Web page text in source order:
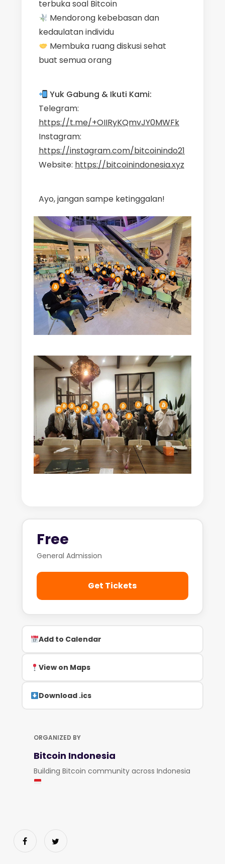
terbuka soal Bitcoin
Mendorong kebebasan dan
kedaulatan individu
Membuka ruang diskusi sehat
buat semua orang
Yuk Gabung & Ikuti Kami:
Telegram:
https://t.me/+OIIRyKQmvJY0MWFk
Instagram:
https://instagram.com/bitcoinindo21
Website: https://bitcoinindonesia.xyz
Ayo, jangan sampe ketinggalan!
Free
General Admission
Get Tickets
Add to Calendar
View on Maps
Download .ics
ORGANIZED BY
Bitcoin Indonesia
Building Bitcoin community across Indonesia